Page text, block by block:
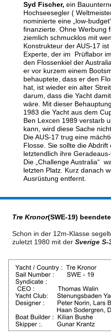
Syd Fischer, ein
Hochseesegler (
nominierte eine „low-
finanzierte. Ohne Werbung
ziemlich schmucklos mit
Konstrukteur der AUS-17
Experte, der im  Prüflabor
den Flossenkiel der
er vor kurzem einem
behauptete, dass er den
hat, ist wieder ein alter
darum, dass die Yacht
wäre. Mit dieser
1983 die Yacht aus dem
Ben Lexcen 1989 verstarb
kann, wird diese Sache
Die AUS-17 trug eine
Flosse. Sie sollte die
letztendlich ihre
Die „Challenge Australia“
letzten Platz. Kurz danach
Ausrüstung entfernt.
Tre Kronor(SWE-19)
Schon in der 12m-Klasse
zuletzt 1980 mit der Sverige S-